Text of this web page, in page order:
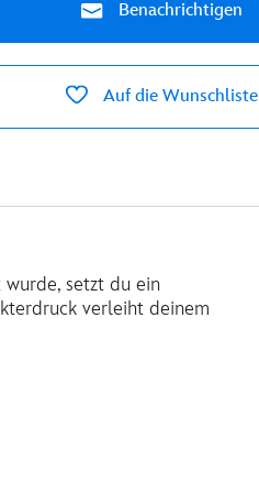
Benachrichtigen
Auf die Wunschliste
setzt du ein
verleiht deinem